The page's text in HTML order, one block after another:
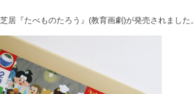
居『たべものたろう』(教育画劇)が発売されました。